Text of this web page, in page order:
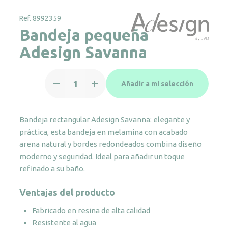
Ref. 8992359
Bandeja pequeña
Adesign Savanna
pequeña
cantidad
Añadir a mi selección
Bandeja rectangular Adesign Savanna: elegante y
práctica, esta bandeja en melamina con acabado
arena natural y bordes redondeados combina diseño
moderno y seguridad. Ideal para añadir un toque
refinado a su baño.
Ventajas del producto
Fabricado en resina de alta calidad
Resistente al agua